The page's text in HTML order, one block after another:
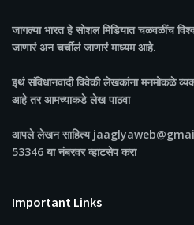
जागल्या भारतहे सोशल मिडियात चळवळींच
जाणारं अन चर्चीलं जाणारं माध्यम आहे.
इथं संविधानवादी विवेकी लेखकांना मनमोकळे
आहे तर आमच्याकडे लेख पाठवा
आपले लेखन साहित्य
53346 या नंबरवर व्हाटसेप करा
Important Links